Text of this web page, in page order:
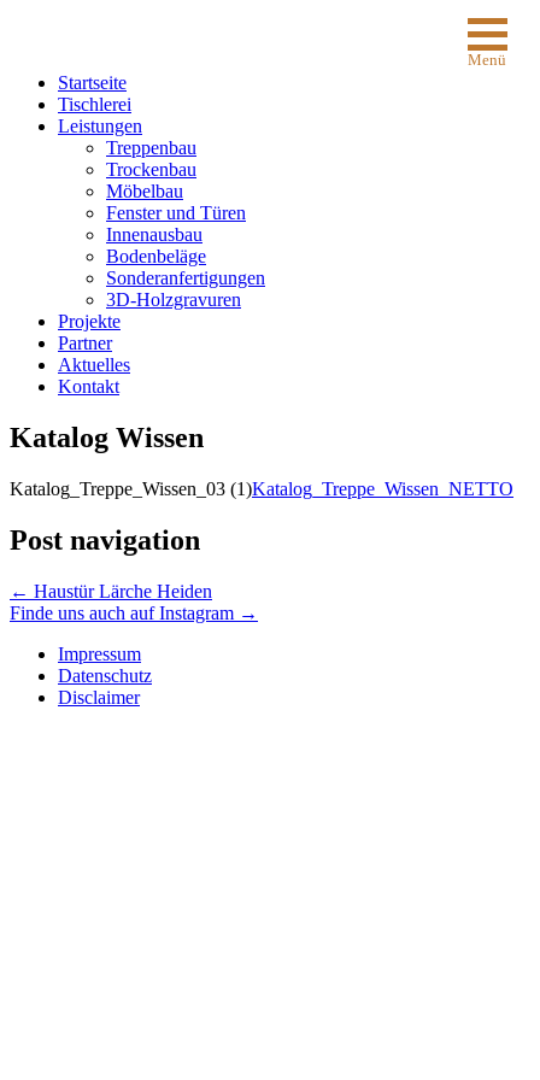
Startseite
Tischlerei
Leistungen
Treppenbau
Trockenbau
Möbelbau
Fenster und Türen
Innenausbau
Bodenbeläge
Sonderanfertigungen
3D-Holzgravuren
Projekte
Partner
Aktuelles
Kontakt
Katalog Wissen
Katalog_Treppe_Wissen_03 (1)Katalog_Treppe_Wissen_NETTO
Post navigation
← Haustür Lärche Heiden
Finde uns auch auf Instagram →
Impressum
Datenschutz
Disclaimer
Menü